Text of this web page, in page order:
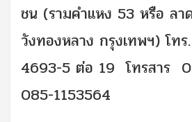
ชน (รามคำแหง 53 หรือ ลา
วังทองหลาง กรุงเทพฯ) โท
4693-5 ต่อ 19 โทรสาร
085-1153564